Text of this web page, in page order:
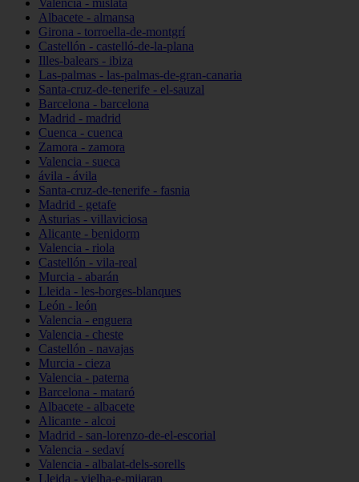
Valencia - mislata
Albacete - almansa
Girona - torroella-de-montgrí
Castellón - castelló-de-la-plana
Illes-balears - ibiza
Las-palmas - las-palmas-de-gran-canaria
Santa-cruz-de-tenerife - el-sauzal
Barcelona - barcelona
Madrid - madrid
Cuenca - cuenca
Zamora - zamora
Valencia - sueca
ávila - ávila
Santa-cruz-de-tenerife - fasnia
Madrid - getafe
Asturias - villaviciosa
Alicante - benidorm
Valencia - riola
Castellón - vila-real
Murcia - abarán
Lleida - les-borges-blanques
León - león
Valencia - enguera
Valencia - cheste
Castellón - navajas
Murcia - cieza
Valencia - paterna
Barcelona - mataró
Albacete - albacete
Alicante - alcoi
Madrid - san-lorenzo-de-el-escorial
Valencia - sedaví
Valencia - albalat-dels-sorells
Lleida - vielha-e-mijaran